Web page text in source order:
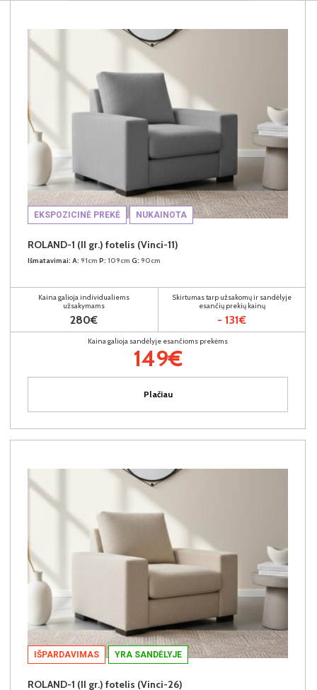
EKSPOZICINĖ PREKĖ NUKAINOTA
ROLAND-1 (II gr.) fotelis (Vinci-11)
Išmatavimai: A: 91cm P: 109cm G: 90cm
Kaina galioja individualiems
užsakymams
280€
Skirtumas tarp užsakomų ir sandėlyje
esančių prekių kainų
- 131€
Kaina galioja sandėlyje esančioms prekėms
149€
Plačiau
IŠPARDAVIMAS YRA SANDĖLYJE
ROLAND-1 (II gr.) fotelis (Vinci-26)